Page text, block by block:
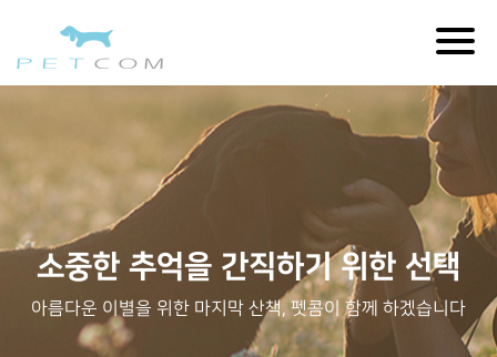
소중한 추억을 간직하기 위한 선택
아름다운 이별을 위한 마지막 산책, 펫콤이 함께 하겠습니다